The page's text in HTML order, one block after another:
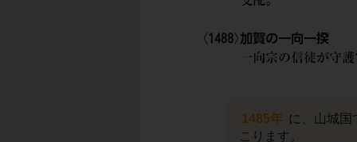
1485年 に、山城
こります。